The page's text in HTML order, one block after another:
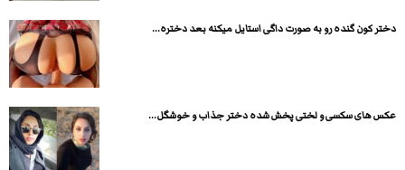
دختر کون گنده رو به صورت داگی استایل میکنه بعد دختره...
عکس های سکسی و لختی پخش شده دختر جذاب و خوشگل...